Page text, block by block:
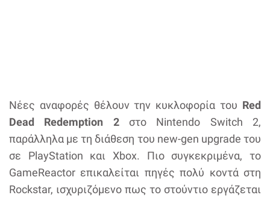
Νέες αναφορές θέλουν την κυκλοφορία του Red
Dead Redemption 2στο Nintendo Switch 2,
παράλληλα με τη διάθεση του new-gen upgrade του
σε PlayStation και Xbox. Πιο συγκεκριμένα, το
GameReactor επικαλείται πηγές πολύ κοντά στη
Rockstar, ισχυριζόμενο πως το στούντιο εργάζεται